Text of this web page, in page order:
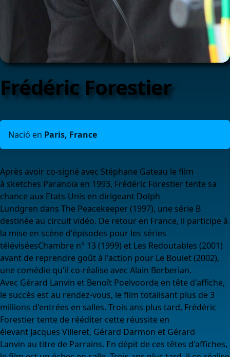
Frédéric Forestier
Nació en Paris, France
Après avoir co-signé avec Stéphane Gateau le film
à sketches Paranoïa en 1993, Frédéric Forestier tente sa
chance aux Etats-Unis en dirigeant Dolph
Lundgren dans The Peacekeeper (1997), une série B
destinée au circuit vidéo. De retour en France, il participe à
la mise en scène d'épisodes pour les séries
téléviséesChambre n° 13 (1999) et Les Redoutables (2001)
avant de reprendre goût à l'action pour Le Boulet (2002),
une comédie qu'il co-réalise avec Alain Berberian.
Avec Gérard Lanvin et Benoît Poelvoorde en tête d'affiche,
le succès est au rendez-vous, le film totalisant plus de 3
millions d'entrées en salles. Trois ans plus tard, Frédéric
Forestier tente de rééditer cette réussite en
élevant Jacques Villeret, Gérard Darmon et Gérard
Lanvin au titre de Parrains. En dépit de ces têtes d'affiches,